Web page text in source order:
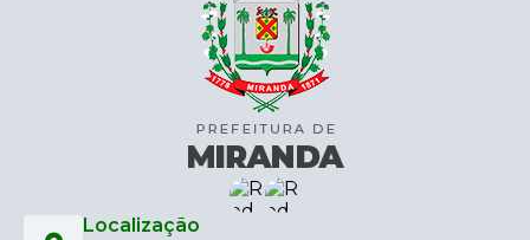
Localização